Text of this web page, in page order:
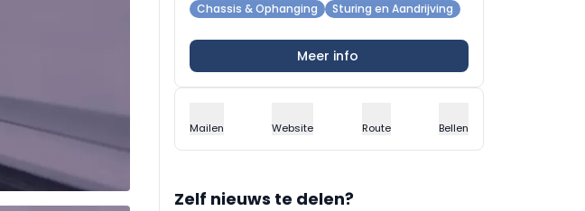
Chassis & Ophanging Sturing en Aandrijving
Meer info
Mailen Website Route Bellen
Zelf nieuws te delen?